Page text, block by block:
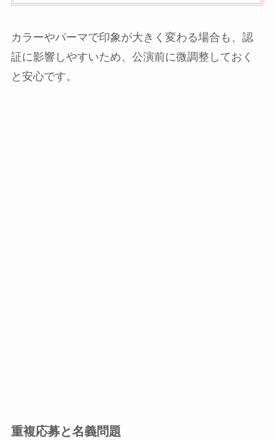
カラーやパーマで印象が大きく変わる場合も、認
証に影響しやすいため、公演前に微調整しておく
と安心です。
重複応募と名義問題